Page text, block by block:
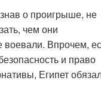
о проигрыше, не
чем они
воевали. Впрочем,
и право
Египет